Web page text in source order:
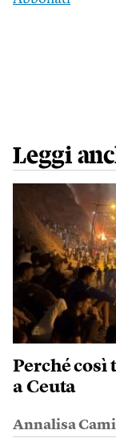
Leggi
Perché così
a Ceuta
Annalisa